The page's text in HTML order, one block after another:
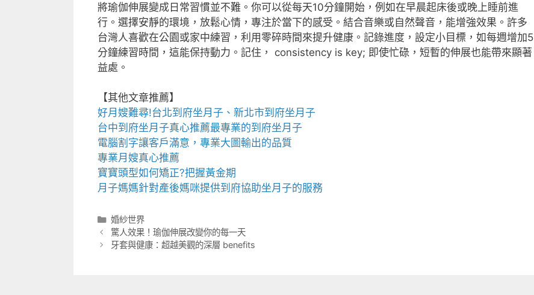
將瑜伽伸展變成日常習慣並不難。你可以從每天10分鐘開始，例如在早晨起床後或晚上睡前進
行。選擇安靜的環境，放鬆心情，專注於當下的感受。結合音樂或自然聲音，能增強效果。許多
台灣人喜歡在公園或家中練習，利用零碎時間來提升健康。記錄進度，設定小目標，如每週增加5
分鐘練習時間，這能保持動力。記住， consistency is key; 即使忙碌，短暫的伸展也能帶來顯著
益處。
【其他文章推薦】
好月嫂難尋!台北到府坐月子 、 新北市到府坐月子
台中到府坐月子真心推薦最專業的到府坐月子
電腦割字讓客戶滿意，專業大圖輸出的品質
專業月嫂真心推薦
寶寶頭型如何矯正?把握黃金期
月子媽媽針對產後媽咪提供到府協助坐月子的服務
分
類
婚紗世界
驚人效果！瑜伽伸展改變你的每一天
牙套與健康：超越美觀的深層 benefits